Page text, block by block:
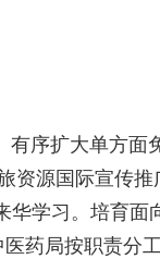
有序扩大单方
资源国际宣传
华学习。培育
药局按职责分